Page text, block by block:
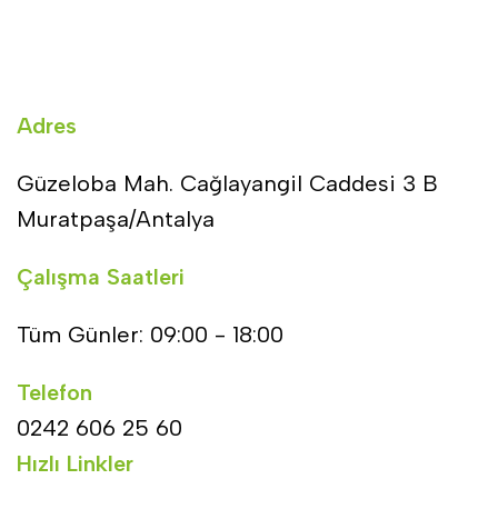
Adres
Güzeloba Mah. Cağlayangil Caddesi 3 B
Muratpaşa/Antalya
Çalışma Saatleri
Tüm Günler: 09:00 - 18:00
Telefon
0242 606 25 60
Hızlı Linkler